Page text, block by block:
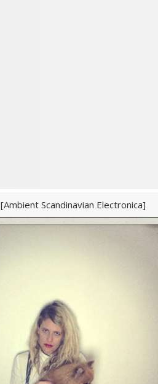
[Ambient Scandinavian Electronica]